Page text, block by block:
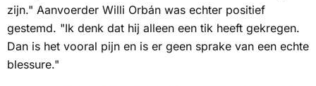
zijn." Aanvoerder Willi Orbán was echter positief
gestemd. "Ik denk dat hij alleen een tik heeft gekregen.
Dan is het vooral pijn en is er geen sprake van een echte
blessure."